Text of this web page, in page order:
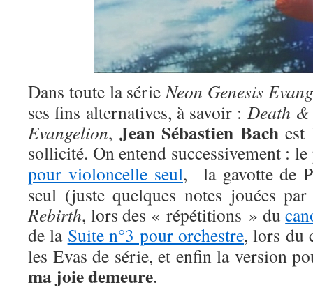
Dans toute la sérieNeon Genesis
ses fins alternatives, à savoir : Death
Evangelion, Jean Sébastien Bachest
sollicité. On entend successivement :
pour violoncelle seul, la gavotte de
seul (juste quelques notes jouées
Rebirth, lors des « répétitions » du
de la Suite n°3 pour orchestre, lors du
les Evas de série, et enfin la version
ma joie demeure.